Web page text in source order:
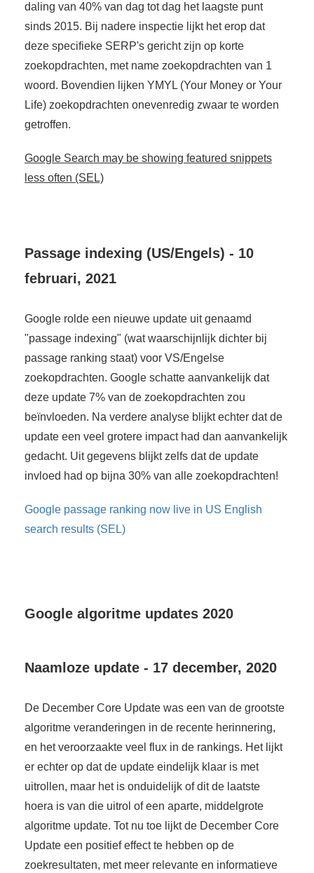
daling van 40% van dag tot dag het laagste punt
sinds 2015. Bij nadere inspectie lijkt het erop dat
deze specifieke SERP's gericht zijn op korte
zoekopdrachten, met name zoekopdrachten van 1
woord. Bovendien lijken YMYL (Your Money or Your
Life) zoekopdrachten onevenredig zwaar te worden
getroffen.
Google Search may be showing featured snippets
less often (SEL)
Passage indexing (US/Engels) - 10
februari, 2021
Google rolde een nieuwe update uit genaamd
"passage indexing" (wat waarschijnlijk dichter bij
passage ranking staat) voor VS/Engelse
zoekopdrachten. Google schatte aanvankelijk dat
deze update 7% van de zoekopdrachten zou
beïnvloeden. Na verdere analyse blijkt echter dat de
update een veel grotere impact had dan aanvankelijk
gedacht. Uit gegevens blijkt zelfs dat de update
invloed had op bijna 30% van alle zoekopdrachten!
Google passage ranking now live in US English
search results (SEL)
Google algoritme updates 2020
Naamloze update - 17 december, 2020
De December Core Update was een van de grootste
algoritme veranderingen in de recente herinnering,
en het veroorzaakte veel flux in de rankings. Het lijkt
er echter op dat de update eindelijk klaar is met
uitrollen, maar het is onduidelijk of dit de laatste
hoera is van die uitrol of een aparte, middelgrote
algoritme update. Tot nu toe lijkt de December Core
Update een positief effect te hebben op de
zoekresultaten, met meer relevante en informatieve